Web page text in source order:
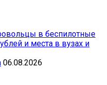
в беспилотные
и места в вузах и
06.08.2026